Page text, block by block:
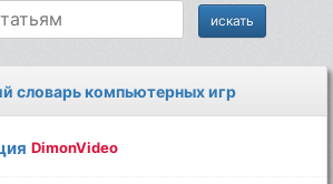
словарь компьютерных игр
DimonVideo